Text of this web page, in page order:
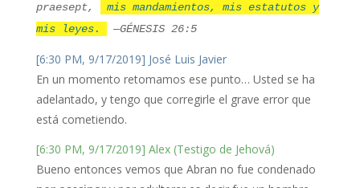
praesept,
mis mandamientos, mis estatutos y
mis leyes.
—GÉNESIS 26:5
[6:30 PM, 9/17/2019] José Luis Javier
En un momento retomamos ese punto… Usted se ha
adelantado, y tengo que corregirle el grave error que
está cometiendo.
[6:30 PM, 9/17/2019] Alex (Testigo de Jehová)
Bueno entonces vemos que Abran no fue condenado